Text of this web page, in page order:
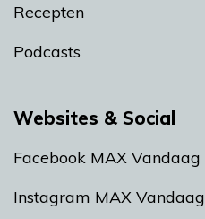
Recepten
Podcasts
Websites & Social
Facebook MAX Vandaag
Instagram MAX Vandaag